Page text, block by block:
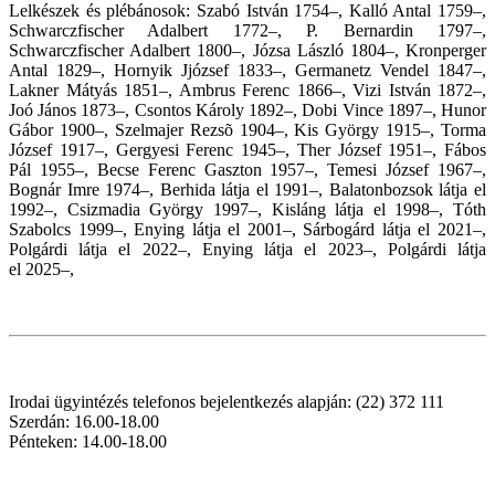
Lelkészek és plébánosok: Szabó István 1754–, Kalló Antal 1759–,
Schwarczfischer Adalbert 1772–, P. Bernardin 1797–,
Schwarczfischer Adalbert 1800–, Józsa László 1804–, Kronperger
Antal 1829–, Hornyik Jjózsef 1833–, Germanetz Vendel 1847–,
Lakner Mátyás 1851–, Ambrus Ferenc 1866–, Vizi István 1872–,
Joó János 1873–, Csontos Károly 1892–, Dobi Vince 1897–, Hunor
Gábor 1900–, Szelmajer Rezsõ 1904–, Kis György 1915–, Torma
József 1917–, Gergyesi Ferenc 1945–, Ther József 1951–, Fábos
Pál 1955–, Becse Ferenc Gaszton 1957–, Temesi József 1967–,
Bognár Imre 1974–, Berhida látja el 1991–, Balatonbozsok látja el
1992–, Csizmadia György 1997–, Kisláng látja el 1998–, Tóth
Szabolcs 1999–, Enying látja el 2001–, Sárbogárd látja el 2021–,
Polgárdi látja el 2022–, Enying látja el 2023–, Polgárdi látja
el 2025–,
Irodai ügyintézés telefonos bejelentkezés alapján: (22) 372 111
Szerdán: 16.00-18.00
Pénteken: 14.00-18.00